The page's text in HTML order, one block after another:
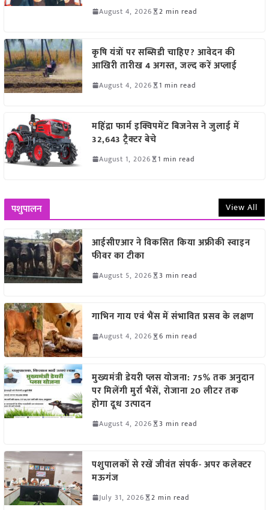
August 4, 2026 2 min read
कृषि यंत्रों पर सब्सिडी चाहिए? आवेदन की
आखिरी तारीख 4 अगस्त, जल्द करें अप्लाई
August 4, 2026 1 min read
महिंद्रा फार्म इक्विपमेंट बिजनेस ने जुलाई में
32,643 ट्रैक्टर बेचे
August 1, 2026 1 min read
पशुपालन View All
आईसीएआर ने विकसित किया अफ्रीकी स्वाइन
फीवर का टीका
August 5, 2026 3 min read
गाभिन गाय एवं भैंस में संभावित प्रसव के लक्षण
August 4, 2026 6 min read
मुख्यमंत्री डेयरी प्लस योजना: 75% तक अनुदान
पर मिलेंगी मुर्रा भैंसें, रोजाना 20 लीटर तक
होगा दूध उत्पादन
August 4, 2026 3 min read
पशुपालकों से रखें जीवंत संपर्क- अपर कलेक्टर
मऊगंज
July 31, 2026 2 min read